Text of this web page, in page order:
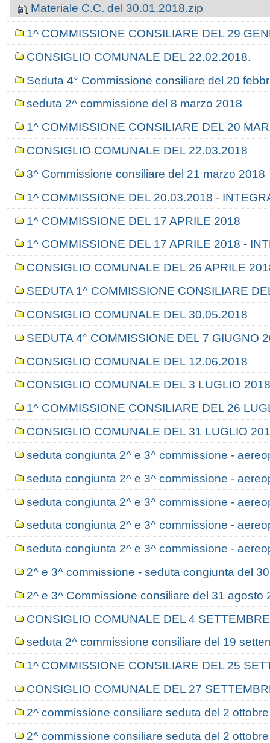
Materiale C.C. del 30.01.2018.zip
1^ COMMISSIONE CONSILIARE DEL 29
CONSIGLIO COMUNALE DEL 22.02.2018.
Seduta 4° Commissione consiliare del 20
seduta 2^ commissione del 8 marzo 2018
1^ COMMISSIONE CONSILIARE DEL 20
CONSIGLIO COMUNALE DEL 22.03.2018
3^ Commissione consiliare del 21 marzo 2018
1^ COMMISSIONE DEL 20.03.2018 -
1^ COMMISSIONE DEL 17 APRILE 2018
1^ COMMISSIONE DEL 17 APRILE 2018 -
CONSIGLIO COMUNALE DEL 26 APRILE
SEDUTA 1^ COMMISSIONE CONSILIARE
CONSIGLIO COMUNALE DEL 30.05.2018
SEDUTA 4° COMMISSIONE DEL 7 GIUGNO
CONSIGLIO COMUNALE DEL 12.06.2018
CONSIGLIO COMUNALE DEL 3 LUGLIO 2018
1^ COMMISSIONE CONSILIARE DEL 26
CONSIGLIO COMUNALE DEL 31 LUGLIO
seduta congiunta 2^ e 3^ commissione -
seduta congiunta 2^ e 3^ commissione -
seduta congiunta 2^ e 3^ commissione -
seduta congiunta 2^ e 3^ commissione -
seduta congiunta 2^ e 3^ commissione -
2^ e 3^ commissione - seduta congiunta del
2^ e 3^ Commissione consiliare del 31 agosto
CONSIGLIO COMUNALE DEL 4
seduta 2^ commissione consiliare del 19
1^ COMMISSIONE CONSILIARE DEL 25
CONSIGLIO COMUNALE DEL 27
2^ commissione consiliare seduta del 2
2^ commissione consiliare seduta del 2